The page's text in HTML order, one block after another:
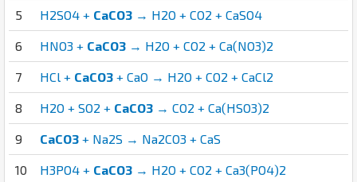
5 H2SO4 + CaCO3 → H2O + CO2 + CaSO4
6 HNO3 + CaCO3 → H2O + CO2 + Ca(NO3)2
7 HCl + CaCO3 + CaO → H2O + CO2 + CaCl2
8 H2O + SO2 + CaCO3 → CO2 + Ca(HSO3)2
9 CaCO3 + Na2S → Na2CO3 + CaS
10 H3PO4 + CaCO3 → H2O + CO2 + Ca3(PO4)2